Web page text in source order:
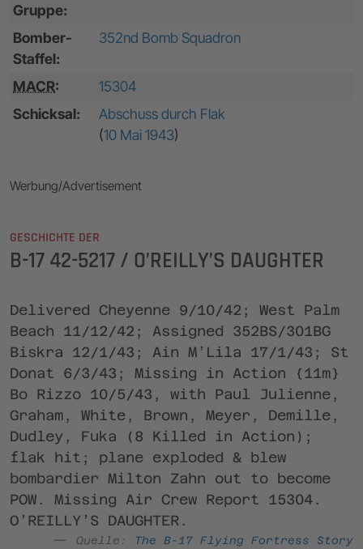
Gruppe:
Bomber-
Staffel:
352nd Bomb Squadron
MACR:
15304
Schicksal:
Abschuss durch Flak
(10 Mai 1943)
Werbung/Advertisement
GESCHICHTE DER
B-17 42-5217 / O’REILLY’S DAUGHTER
Delivered Cheyenne 9/10/42; West Palm
Beach 11/12/42; Assigned 352BS/301BG
Biskra 12/1/43; Ain M’Lila 17/1/43; St
Donat 6/3/43; Missing in Action {11m}
Bo Rizzo 10/5/43, with Paul Julienne,
Graham, White, Brown, Meyer, Demille,
Dudley, Fuka (8 Killed in Action);
flak hit; plane exploded & blew
bombardier Milton Zahn out to become
POW. Missing Air Crew Report 15304.
O’REILLY’S DAUGHTER.
Quelle:
The B-17 Flying Fortress Story